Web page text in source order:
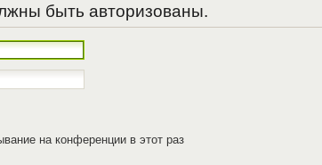
быть авторизованы.
на конференции в этот раз